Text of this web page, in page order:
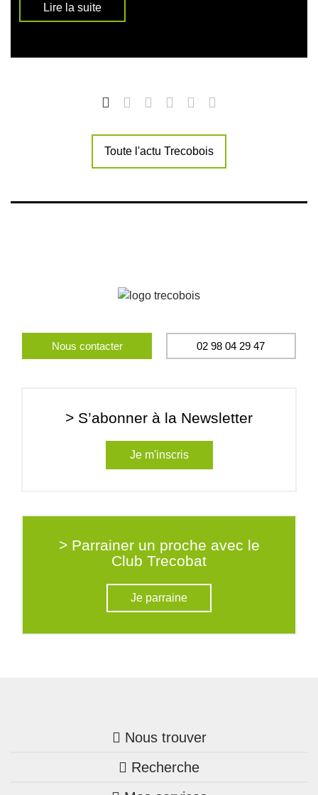
Lire la suite
Toute l'actu Trecobois
Nous contacter 02 98 04 29 47
> S’abonner à la Newsletter
Je m'inscris
> Parrainer un proche avec le
Club Trecobat
Je parraine
Nous trouver
Trouver une agence
Recherche